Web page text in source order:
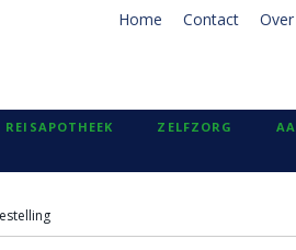
Home Contact
REISAPOTHEEK ZELFZORG